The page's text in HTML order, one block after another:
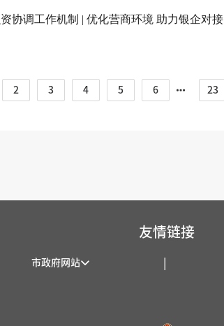
协调工作机制 | 优化营商环境 助力银企对接
2 3 4 5 6 23
友情链接
市政府网站